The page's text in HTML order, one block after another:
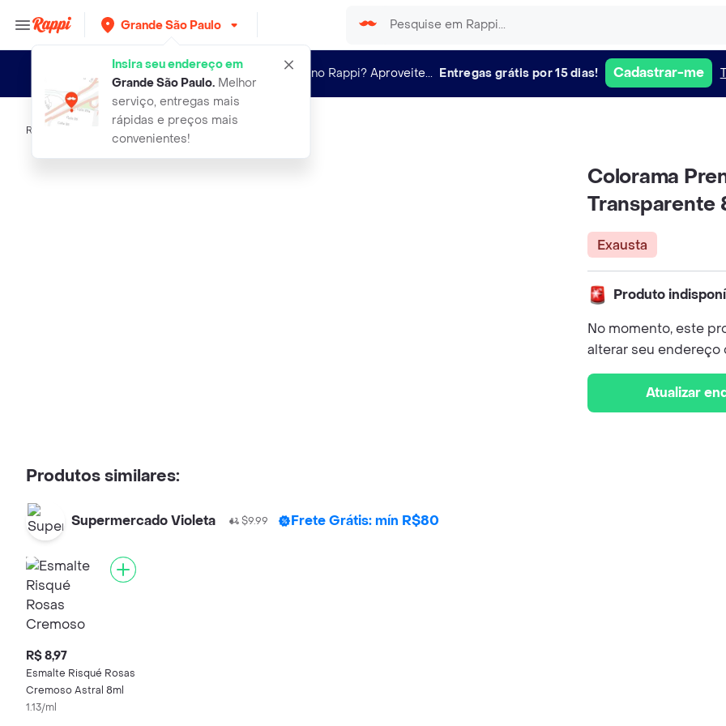
Grande São Paulo
Insira seu endereço em
Grande São Paulo.Melhor
serviço, entregas mais
rápidas e preços mais
convenientes!
Novo no Rappi? Aproveite... Entregas grátis por 15 dias! Cadastrar-me
Rappi colorama prenda esmalte de unhas na
Colorama
Transparente
Exausta
Produto
No momento, este
alterar seu
Atualizar
Produtos similares:
Supermercado Violeta $9.99 Frete Grátis: mín R$80
R$ 8,97
Esmalte Risqué Rosas
Cremoso Astral 8ml
1.13/ml